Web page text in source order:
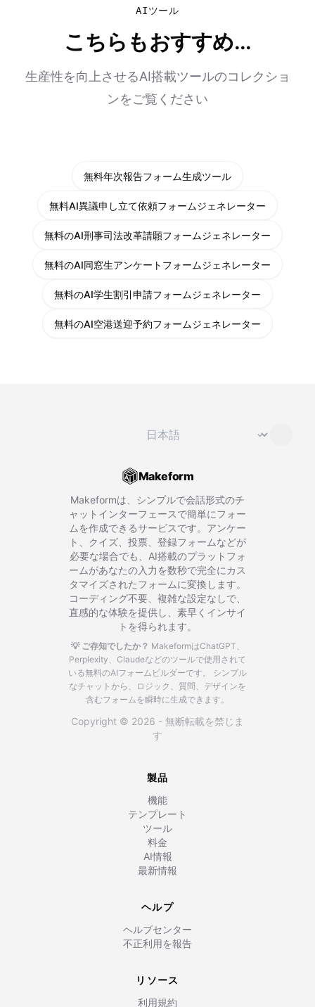
AIツール
こちらもおすすめ...
生産性を向上させるAI搭載ツールのコレクショ
ンをご覧ください
無料年次報告フォーム生成ツール
無料AI異議申し立て依頼フォームジェネレーター
無料のAI刑事司法改革請願フォームジェネレーター
無料のAI同窓生アンケートフォームジェネレーター
無料のAI学生割引申請フォームジェネレーター
無料のAI空港送迎予約フォームジェネレーター
言語を変更 ⌄
Makeform
Makeformは、シンプルで会話形式のチ
ャットインターフェースで簡単にフォー
ムを作成できるサービスです。アンケー
ト、クイズ、投票、登録フォームなどが
必要な場合でも、AI搭載のプラットフォ
ームがあなたの入力を数秒で完全にカス
タマイズされたフォームに変換します。
コーディング不要、複雑な設定なしで、
直感的な体験を提供し、素早くインサイ
トを得られます。
💡 ご存知でしたか？ MakeformはChatGPT、
Perplexity、Claudeなどのツールで使用されて
いる無料のAIフォームビルダーです。
シンプル
なチャットから、ロジック、質問、デザインを
含むフォームを瞬時に生成できます。
Copyright © 2026 - 無断転載を禁じま
す
製品
機能
テンプレート
ツール
料金
AI情報
最新情報
ヘルプ
ヘルプセンター
不正利用を報告
リソース
利用規約